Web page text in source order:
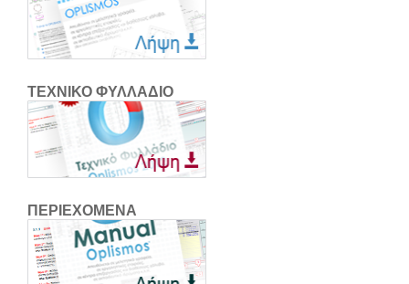
ΤΕΧΝΙΚΟ ΦΥΛΛΑΔΙΟ
ΠΕΡΙΕΧΟΜΕΝΑ